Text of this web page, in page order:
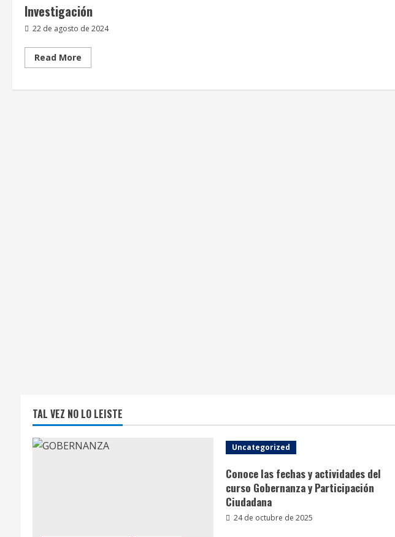
Investigación
22 de agosto de 2024
Read More
more
TAL VEZ NO LO LEISTE
Uncategorized
Conoce las fechas y actividades del
curso Gobernanza y Participación
Ciudadana
24 de octubre de 2025